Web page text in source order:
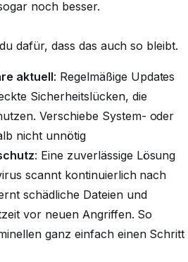
noch besser.
dafür, dass das auch so bleibt.
aktuell: Regelmäßige Updates
Sicherheitslücken, die
Verschiebe System- oder
nicht unnötig
: Eine zuverlässige Lösung
scannt kontinuierlich nach
schädliche Dateien und
vor neuen Angriffen. So
ganz einfach einen Schritt